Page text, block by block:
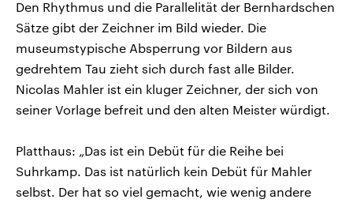
Den Rhythmus und die Parallelität der Bernhardschen
Sätze gibt der Zeichner im Bild wieder. Die
museumstypische Absperrung vor Bildern aus
gedrehtem Tau zieht sich durch fast alle Bilder.
Nicolas Mahler ist ein kluger Zeichner, der sich von
seiner Vorlage befreit und den alten Meister würdigt.
Platthaus: „Das ist ein Debüt für die Reihe bei
Suhrkamp. Das ist natürlich kein Debüt für Mahler
selbst. Der hat so viel gemacht, wie wenig andere